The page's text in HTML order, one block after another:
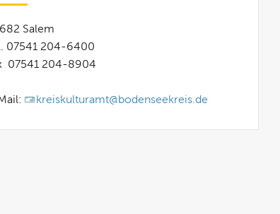
Salem
07541 204-6400
07541 204-8904
kreiskulturamt@bodenseekreis.de